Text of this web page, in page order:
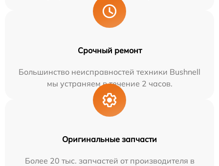
Срочный ремонт
Большинство неисправностей техники Bushnell
мы устраняем в течение 2 часов.
Оригинальные запчасти
Более 20 тыс. запчастей от производителя в